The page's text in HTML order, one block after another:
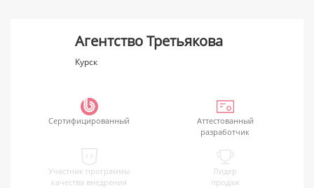
Агентство Третьякова
Курск
Сертифицированный
Аттестованный
разработчик
Участник программы
качества внедрения
Лидер
продаж